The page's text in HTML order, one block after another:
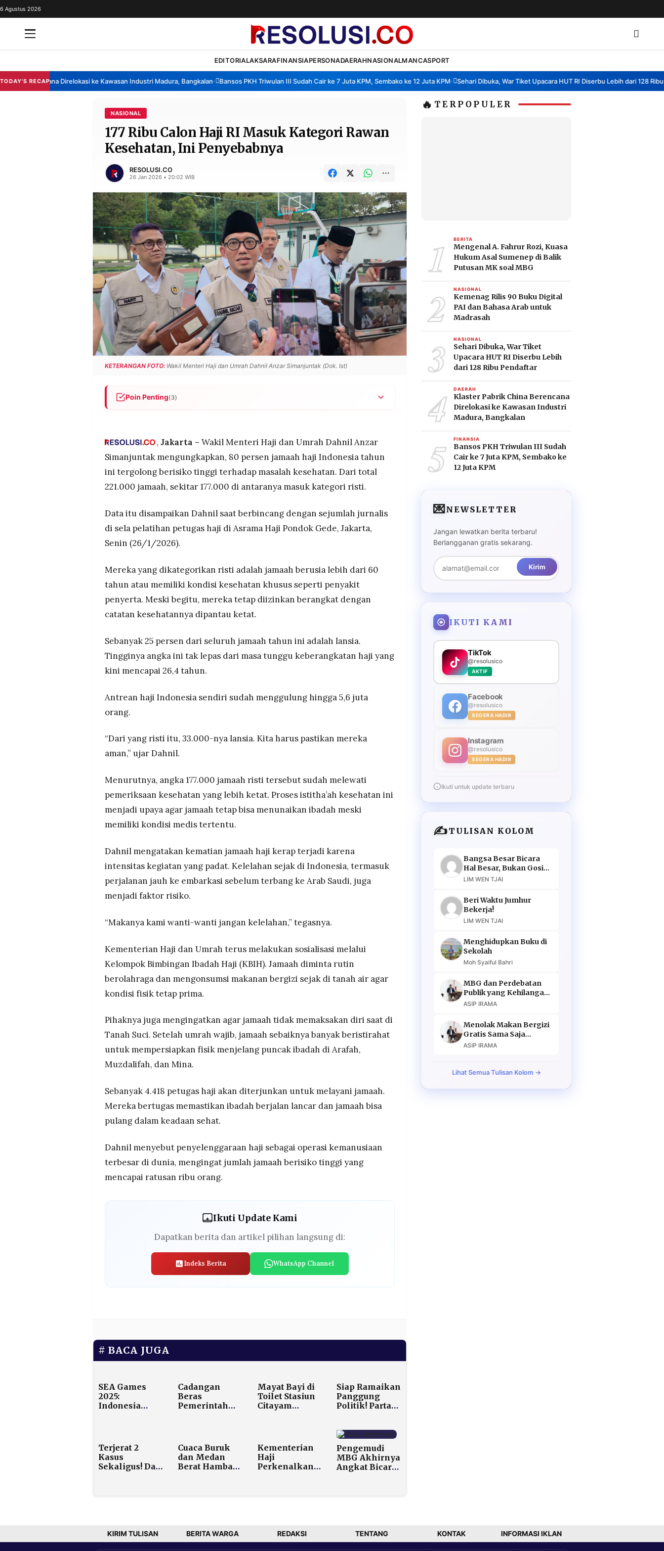
REDAKSI
BERITA
WARGA
TULISAN
SERVICE
6 Agustus 2026
EDITORIALAKSARAFINANSIAPERSONADAERAHNASIONALMANCASPORT
TODAY'S RECAP
Berencana Direlokasi ke Kawasan Industri Madura, Bangkalan• Bansos PKH Triwulan III Sudah Cair ke 7 Juta KPM, Sembako ke 12 Juta KPM • Sehari Dibuka, War Tiket Upacara HUT RI Diserbu Lebih dari 128 Ribu
NASIONAL
177 Ribu Calon Haji RI Masuk Kategori Rawan
Kesehatan, Ini Penyebabnya
RESOLUSI.CO
26 Jan 2026 • 20:02 WIB
KETERANGAN FOTO: Wakil Menteri Haji dan Umrah Dahnil Anzar Simanjuntak (Dok. Ist)
Poin Penting(3)
keberangkatan yang mencapai 26,4 tahun dengan antrean mencapai 5,6 juta
orang
Kemenag mengerahkan 4.418 petugas dan menghimbau jamaah untuk menjaga
Tanah Suci
, Jakarta – Wakil Menteri Haji dan Umrah Dahnil Anzar
Simanjuntak mengungkapkan, 80 persen jamaah haji Indonesia tahun
ini tergolong berisiko tinggi terhadap masalah kesehatan. Dari total
221.000 jamaah, sekitar 177.000 di antaranya masuk kategori risti.
Data itu disampaikan Dahnil saat berbincang dengan sejumlah jurnalis
di sela pelatihan petugas haji di Asrama Haji Pondok Gede, Jakarta,
Senin (26/1/2026).
Mereka yang dikategorikan risti adalah jamaah berusia lebih dari 60
tahun atau memiliki kondisi kesehatan khusus seperti penyakit
penyerta. Meski begitu, mereka tetap diizinkan berangkat dengan
catatan kesehatannya dipantau ketat.
Sebanyak 25 persen dari seluruh jamaah tahun ini adalah lansia.
Tingginya angka ini tak lepas dari masa tunggu keberangkatan haji yang
kini mencapai 26,4 tahun.
Antrean haji Indonesia sendiri sudah menggulung hingga 5,6 juta
orang.
“Dari yang risti itu, 33.000-nya lansia. Kita harus pastikan mereka
aman,” ujar Dahnil.
Menurutnya, angka 177.000 jamaah risti tersebut sudah melewati
pemeriksaan kesehatan yang lebih ketat. Proses istitha’ah kesehatan ini
menjadi upaya agar jamaah tetap bisa menunaikan ibadah meski
memiliki kondisi medis tertentu.
Dahnil mengatakan kematian jamaah haji kerap terjadi karena
intensitas kegiatan yang padat. Kelelahan sejak di Indonesia, termasuk
perjalanan jauh ke embarkasi sebelum terbang ke Arab Saudi, juga
menjadi faktor risiko.
“Makanya kami wanti-wanti jangan kelelahan,” tegasnya.
Kementerian Haji dan Umrah terus melakukan sosialisasi melalui
Kelompok Bimbingan Ibadah Haji (KBIH). Jamaah diminta rutin
berolahraga dan mengonsumsi makanan bergizi sejak di tanah air agar
kondisi fisik tetap prima.
Pihaknya juga mengingatkan agar jamaah tidak memaksakan diri saat di
Tanah Suci. Setelah umrah wajib, jamaah sebaiknya banyak beristirahat
untuk mempersiapkan fisik menjelang puncak ibadah di Arafah,
Muzdalifah, dan Mina.
Sebanyak 4.418 petugas haji akan diterjunkan untuk melayani jamaah.
Mereka bertugas memastikan ibadah berjalan lancar dan jamaah bisa
pulang dalam keadaan sehat.
Dahnil menyebut penyelenggaraan haji sebagai operasi kemanusiaan
terbesar di dunia, mengingat jumlah jamaah berisiko tinggi yang
mencapai ratusan ribu orang.
Ikuti Update Kami
Dapatkan berita dan artikel pilihan langsung di:
Indeks Berita WhatsApp Channel
BACA JUGA
SEA Games
2025:
Indonesia
Peringkat Dua
Cadangan
Beras
Pemerintah
Ton saat
Panen Raya
Mayat Bayi di
Toilet Stasiun
Citayam
Ungkap Motif
Tragis
Siap Ramaikan
Panggung
Politik! Partai
dengan 38
DPW dan 514
DPD
Terjerat 2
Kasus
Sekaligus! Dari
Cuaca Buruk
dan Medan
Berat Hambat
Kementerian
Haji
Perkenalkan
Pengemudi
MBG Akhirnya
Angkat Bicara
🔥 TERPOPULER
1 BERITA
Mengenal A. Fahrur Rozi, Kuasa
Hukum Asal Sumenep di Balik
Putusan MK soal MBG
2 NASIONAL
Kemenag Rilis 90 Buku Digital
PAI dan Bahasa Arab untuk
Madrasah
3 NASIONAL
Sehari Dibuka, War Tiket
Upacara HUT RI Diserbu Lebih
dari 128 Ribu Pendaftar
4 DAERAH
Klaster Pabrik China Berencana
Direlokasi ke Kawasan Industri
Madura, Bangkalan
5 FINANSIA
Bansos PKH Triwulan III Sudah
Cair ke 7 Juta KPM, Sembako ke
12 Juta KPM
💌NEWSLETTER
Jangan lewatkan berita terbaru!
Berlangganan gratis sekarang.
Kirim
IKUTI KAMI
TikTok
@resolusico
AKTIF
Facebook
@resolusico
SEGERA HADIR
Instagram
@resolusico
SEGERA HADIR
Ikuti untuk update terbaru
✍️TULISAN KOLOM
Bangsa Besar Bicara
Hal Besar, Bukan Gosip
Murahan
LIM WEN TJAI
Beri Waktu Jumhur
Bekerja!
LIM WEN TJAI
Menghidupkan Buku di
Sekolah
Moh Syaiful Bahri
MBG dan Perdebatan
Publik yang Kehilangan
Argumen
ASIP IRAMA
Menolak Makan Bergizi
Gratis Sama Saja
Menolak Masa Depan
ASIP IRAMA
Lihat Semua Tulisan Kolom →
KIRIM TULISAN BERITA WARGA REDAKSI TENTANG KONTAK INFORMASI IKLAN